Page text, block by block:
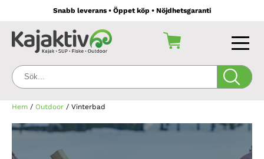
Snabb leverans • Öppet köp • Nöjdhetsgaranti
Sök:
Hem / Outdoor / Vinterbad